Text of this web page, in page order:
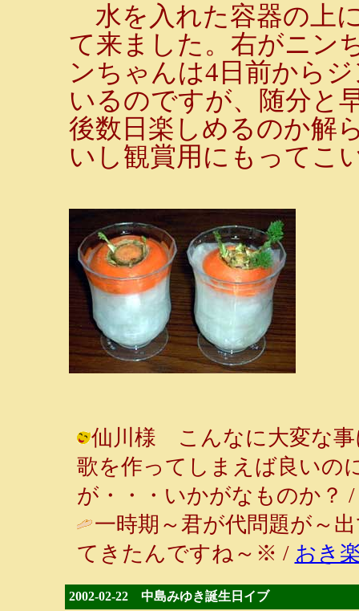
水を入れた容器の上
て来ました。右がニン
ンちゃんは4日前から
いるのですが、随分と
後数日楽しめるのか解
いし観賞用にもってこ
仙川様 こんなに大変な事
歌を作ってしまえば良いの
が・・・いかがなものか？ /
一時期～君が代問題が～
てきたんですね～※ / おき
2002-02-22 中島みゆき誕生日イブ